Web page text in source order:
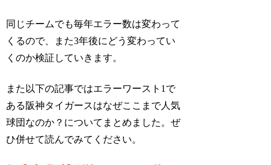
同じチームでも毎年エラー数は変わって
くるので、また3年後にどう変わってい
くのか検証していきます。
また以下の記事ではエラーワースト1で
ある阪神タイガースはなぜここまで人気
球団なのか？についてまとめました。ぜ
ひ併せて読んでみてください。